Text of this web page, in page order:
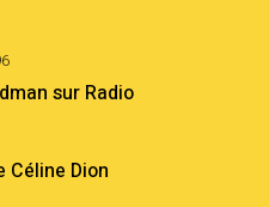
sur Radio
Dion